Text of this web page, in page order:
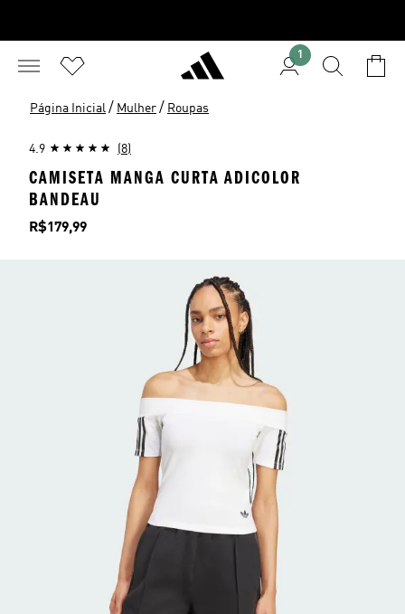
1
Página Inicial / Mulher / Roupas
4.9 (8)
CAMISETA MANGA CURTA ADICOLOR
BANDEAU
Preço
R$179,99